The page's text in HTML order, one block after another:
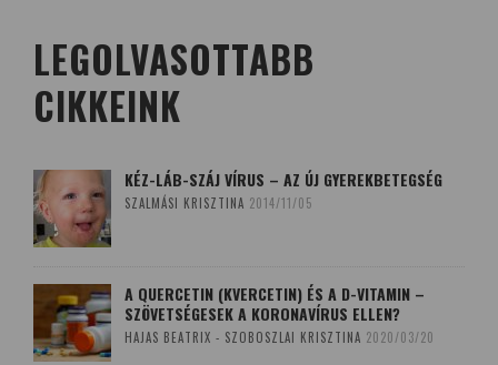
LEGOLVASOTTABB
CIKKEINK
KÉZ-LÁB-SZÁJ VÍRUS – AZ ÚJ GYEREKBETEGSÉG
SZALMÁSI KRISZTINA 2014/11/05
A QUERCETIN (KVERCETIN) ÉS A D-VITAMIN –
SZÖVETSÉGESEK A KORONAVÍRUS ELLEN?
HAJAS BEATRIX - SZOBOSZLAI KRISZTINA 2020/03/20